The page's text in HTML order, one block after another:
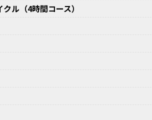
ル（4時間コース）